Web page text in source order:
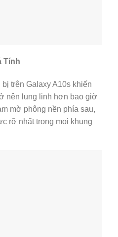
Tính
trên Galaxy A10s khiến
nên lung linh hơn bao giờ
mờ phông nền phía sau,
rỡ nhất trong mọi khung